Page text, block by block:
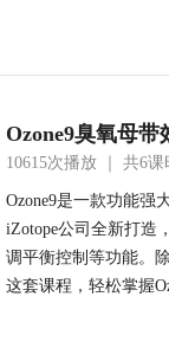
Ozone9臭氧母带
10615次播放 ｜ 共6课
Ozone9是一款功能强
iZotope公司全新打造
调平衡控制等功能。
这套课程，轻松掌握